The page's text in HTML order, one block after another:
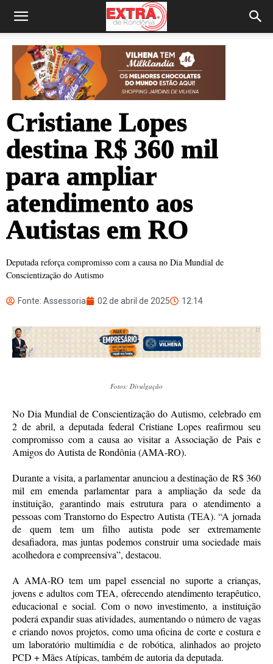
Cristiane Lopes
destina R$ 360 mil
para ampliar
atendimento aos
Autistas em RO
Deputada reforça compromisso com a causa no Dia Mundial de
Conscientização do Autismo
Fonte: Assessoria 02 de abril de 2025 12:14
Fotos: Divulgação
No Dia Mundial de Conscientização do Autismo, celebrado em
2 de abril, a deputada federal Cristiane Lopes reafirmou seu
compromisso com a causa ao visitar a Associação de Pais e
Amigos do Autista de Rondônia (AMA-RO).
Durante a visita, a parlamentar anunciou a destinação de R$ 360
mil em emenda parlamentar para a ampliação da sede da
instituição, garantindo mais estrutura para o atendimento a
pessoas com Transtorno do Espectro Autista (TEA). “A jornada
de quem tem um filho autista pode ser extremamente
desafiadora, mas juntas podemos construir uma sociedade mais
acolhedora e compreensiva”, destacou.
A AMA-RO tem um papel essencial no suporte a crianças,
jovens e adultos com TEA, oferecendo atendimento terapêutico,
educacional e social. Com o novo investimento, a instituição
poderá expandir suas atividades, aumentando o número de vagas
e criando novos projetos, como uma oficina de corte e costura e
um laboratório multimídia e de robótica, alinhados ao projeto
PCD + Mães Atípicas, também de autoria da deputada.